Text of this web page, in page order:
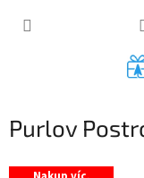
Purlov